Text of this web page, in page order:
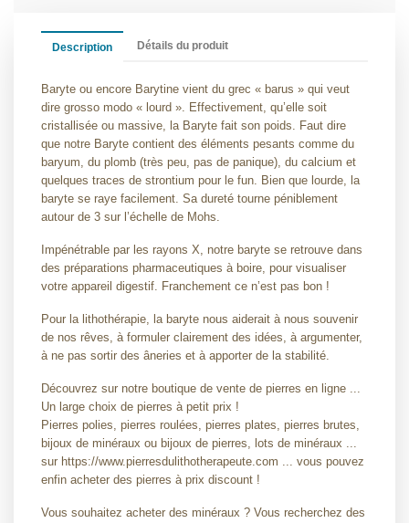
Description Détails du produit
Baryte ou encore Barytine vient du grec « barus » qui veut
dire grosso modo « lourd ». Effectivement, qu’elle soit
cristallisée ou massive, la Baryte fait son poids. Faut dire
que notre Baryte contient des éléments pesants comme du
baryum, du plomb (très peu, pas de panique), du calcium et
quelques traces de strontium pour le fun. Bien que lourde, la
baryte se raye facilement. Sa dureté tourne péniblement
autour de 3 sur l’échelle de Mohs.
Impénétrable par les rayons X, notre baryte se retrouve dans
des préparations pharmaceutiques à boire, pour visualiser
votre appareil digestif. Franchement ce n’est pas bon !
Pour la lithothérapie, la baryte nous aiderait à nous souvenir
de nos rêves, à formuler clairement des idées, à argumenter,
à ne pas sortir des âneries et à apporter de la stabilité.
Découvrez sur notre boutique de vente de pierres en ligne ...
Un large choix de pierres à petit prix !
Pierres polies, pierres roulées, pierres plates, pierres brutes,
bijoux de minéraux ou bijoux de pierres, lots de minéraux ...
sur https://www.pierresdulithotherapeute.com ... vous pouvez
enfin acheter des pierres à prix discount !
Vous souhaitez acheter des minéraux ? Vous recherchez des